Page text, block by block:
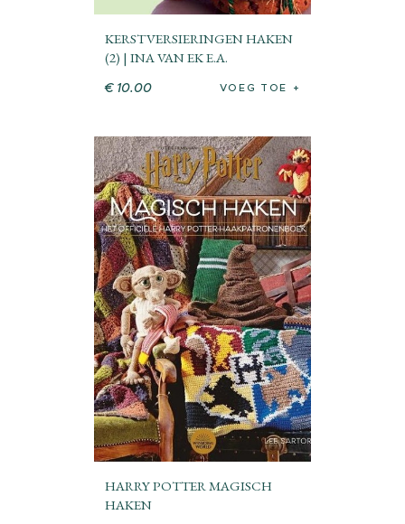
KERSTVERSIERINGEN HAKEN
(2) | INA VAN EK E.A.
€ 10.00 VOEG TOE
HARRY POTTER MAGISCH
HAKEN